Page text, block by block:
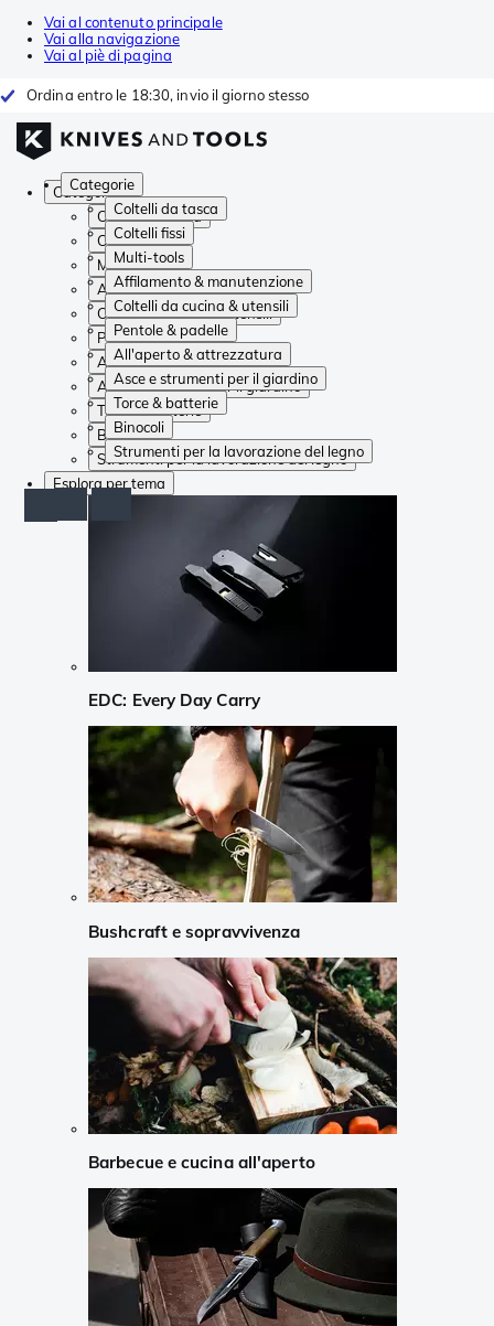
Vai al contenuto principale
Vai alla navigazione
Vai al piè di pagina
Ordina entro le 18:30, invio il giorno stesso
Categorie
Coltelli da tasca
Coltelli fissi
Multi-tools
Affilamento & manutenzione
Coltelli da cucina & utensili
Pentole & padelle
All'aperto & attrezzatura
Asce e strumenti per il giardino
Torce & batterie
Binocoli
Strumenti per la lavorazione del legno
Categorie
Coltelli da tasca
Coltelli fissi
Multi-tools
Affilamento & manutenzione
Coltelli da cucina & utensili
Pentole & padelle
All'aperto & attrezzatura
Asce e strumenti per il giardino
Torce & batterie
Binocoli
Strumenti per la lavorazione del legno
Esplora per tema
EDC: Every Day Carry
Bushcraft e sopravvivenza
Barbecue e cucina all'aperto